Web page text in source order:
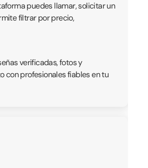
puedes llamar, solicitar un
filtrar por precio,
verificadas, fotos y
con profesionales fiables en tu